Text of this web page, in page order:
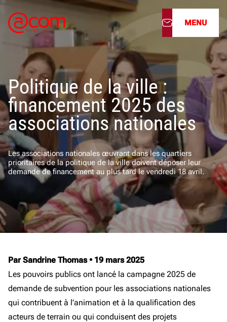
À propos
Nos services
Nos cabinets
Nos filiales
Actualités
Nous rejoindre
MENU
Politique de la ville :
financement 2025 des
associations nationales
Les associations nationales œuvrant dans les quartiers
prioritaires de la politique de la ville doivent déposer leur
demande de financement au plus tard le vendredi 18 avril.
Par Sandrine Thomas• 19 mars 2025
Les pouvoirs publics ont lancé la campagne 2025 de
demande de subvention pour les associations nationales
qui contribuent à l’animation et à la qualification des
acteurs de terrain ou qui conduisent des projets